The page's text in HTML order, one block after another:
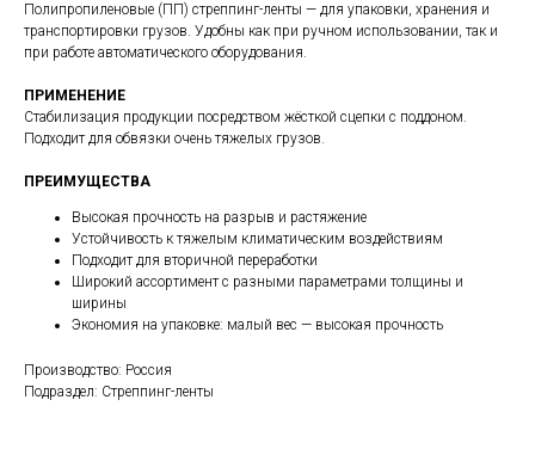
Полипропиленовые (ПП) стреппинг-ленты — для упаковки, хранения и
транспортировки грузов. Удобны как при ручном использовании, так и
при работе автоматического оборудования.
ПРИМЕНЕНИЕ
Стабилизация продукции посредством жёсткой сцепки с поддоном.
Подходит для обвязки очень тяжелых грузов.
ПРЕИМУЩЕСТВА
Высокая прочность на разрыв и растяжение
Устойчивость к тяжелым климатическим воздействиям
Подходит для вторичной переработки
Широкий ассортимент с разными параметрами толщины и
ширины
Экономия на упаковке: малый вес — высокая прочность
Производство: Россия
Подраздел: Стреппинг-ленты